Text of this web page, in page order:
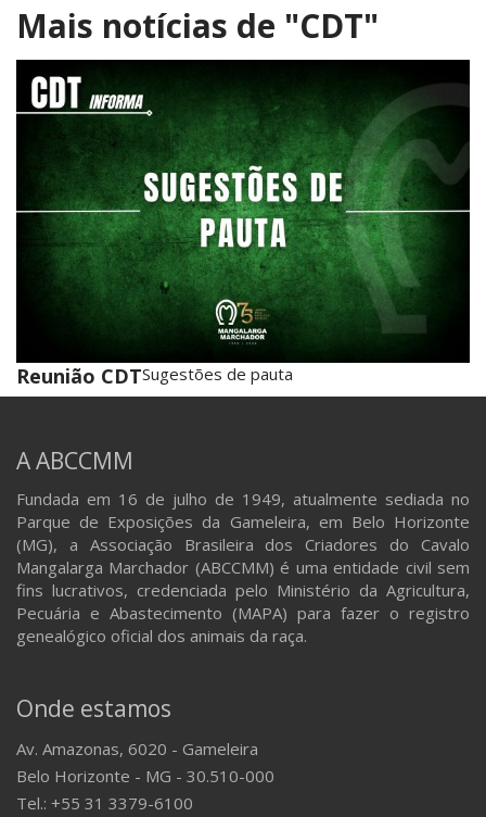
Mais notícias de "CDT"
Reunião CDTSugestões de pauta
A ABCCMM
Fundada em 16 de julho de 1949, atualmente sediada no
Parque de Exposições da Gameleira, em Belo Horizonte
(MG), a Associação Brasileira dos Criadores do Cavalo
Mangalarga Marchador (ABCCMM) é uma entidade civil sem
fins lucrativos, credenciada pelo Ministério da Agricultura,
Pecuária e Abastecimento (MAPA) para fazer o registro
genealógico oficial dos animais da raça.
Onde estamos
Av. Amazonas, 6020 - Gameleira
Belo Horizonte - MG - 30.510-000
Tel.: +55 31 3379-6100